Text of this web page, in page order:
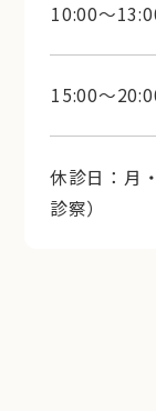
10:00～
15:00～
休診日：月
診察）